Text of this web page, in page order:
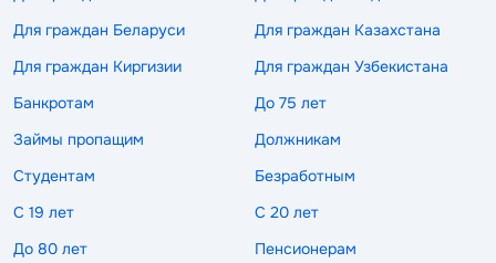
Для граждан Беларуси
Для граждан Казахстана
Для граждан Киргизии
Для граждан Узбекистана
Банкротам
До 75 лет
Займы пропащим
Должникам
Студентам
Безработным
С 19 лет
С 20 лет
До 80 лет
Пенсионерам